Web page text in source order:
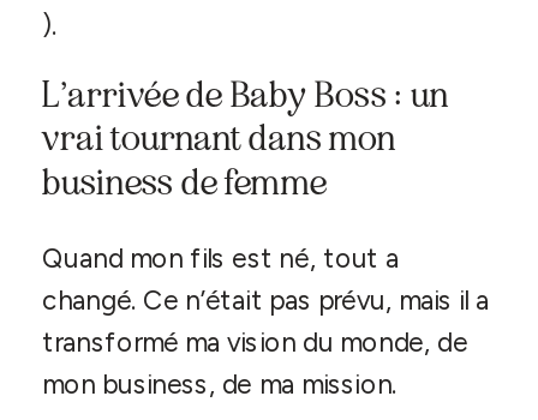
).
L’arrivée de Baby Boss : un
vrai tournant dans mon
business de femme
Quand mon fils est né, tout a
changé. Ce n’était pas prévu, mais il a
transformé ma vision du monde, de
mon business, de ma mission.